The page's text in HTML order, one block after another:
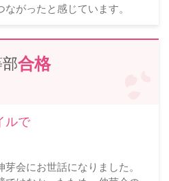
がったと感じています。
合格
ルで
会にお世話になりました。